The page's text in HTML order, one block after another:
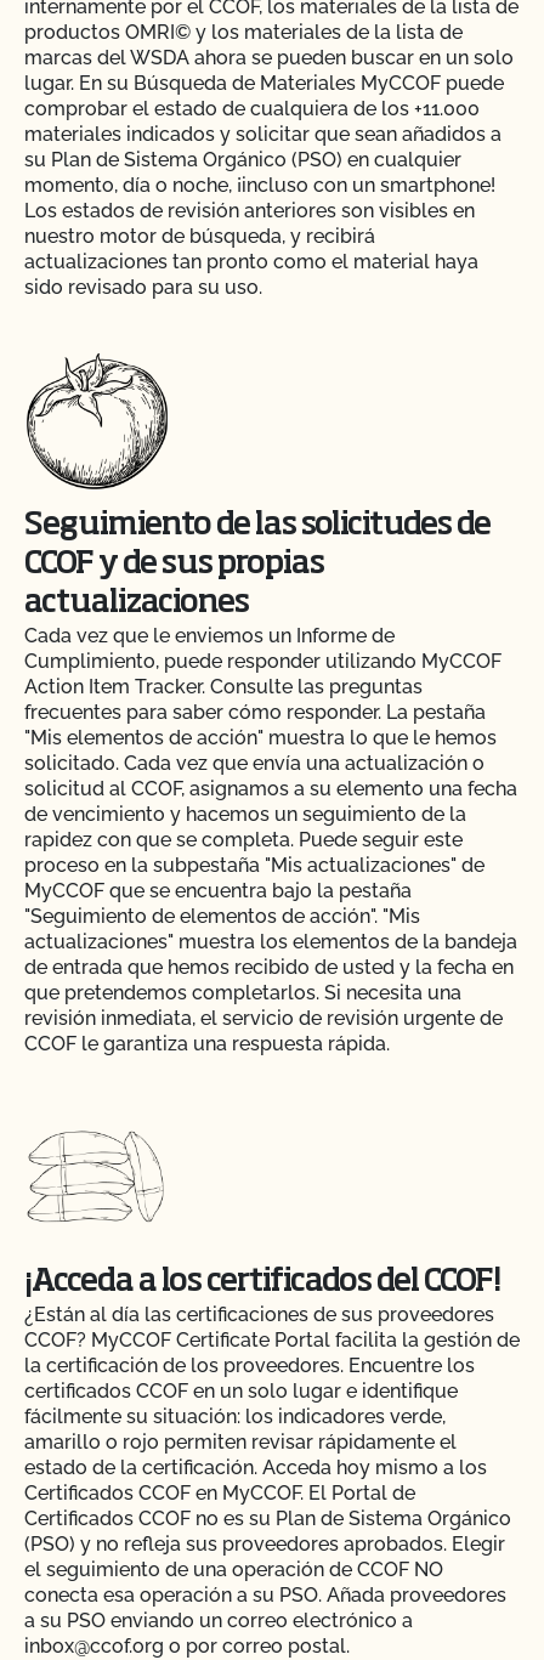
internamente por el CCOF, los materiales de la lista de
productos OMRI© y los materiales de la lista de
marcas del WSDA ahora se pueden buscar en un solo
lugar. En su Búsqueda de Materiales MyCCOF puede
comprobar el estado de cualquiera de los +11.000
materiales indicados y solicitar que sean añadidos a
su Plan de Sistema Orgánico (PSO) en cualquier
momento, día o noche, ¡incluso con un smartphone!
Los estados de revisión anteriores son visibles en
nuestro motor de búsqueda, y recibirá
actualizaciones tan pronto como el material haya
sido revisado para su uso.
Seguimiento de las solicitudes de
CCOF y de sus propias
actualizaciones
Cada vez que le enviemos un Informe de
Cumplimiento, puede responder utilizando MyCCOF
Action Item Tracker. Consulte las preguntas
frecuentes para saber cómo responder. La pestaña
"Mis elementos de acción" muestra lo que le hemos
solicitado. Cada vez que envía una actualización o
solicitud al CCOF, asignamos a su elemento una fecha
de vencimiento y hacemos un seguimiento de la
rapidez con que se completa. Puede seguir este
proceso en la subpestaña "Mis actualizaciones" de
MyCCOF que se encuentra bajo la pestaña
"Seguimiento de elementos de acción". "Mis
actualizaciones" muestra los elementos de la bandeja
de entrada que hemos recibido de usted y la fecha en
que pretendemos completarlos. Si necesita una
revisión inmediata, el servicio de revisión urgente de
CCOF le garantiza una respuesta rápida.
¡Acceda a los certificados del CCOF!
¿Están al día las certificaciones de sus proveedores
CCOF? MyCCOF Certificate Portal facilita la gestión de
la certificación de los proveedores. Encuentre los
certificados CCOF en un solo lugar e identifique
fácilmente su situación: los indicadores verde,
amarillo o rojo permiten revisar rápidamente el
estado de la certificación. Acceda hoy mismo a los
Certificados CCOF en MyCCOF. El Portal de
Certificados CCOF no es su Plan de Sistema Orgánico
(PSO) y no refleja sus proveedores aprobados. Elegir
el seguimiento de una operación de CCOF NO
conecta esa operación a su PSO. Añada proveedores
a su PSO enviando un correo electrónico a
inbox@ccof.org o por correo postal.